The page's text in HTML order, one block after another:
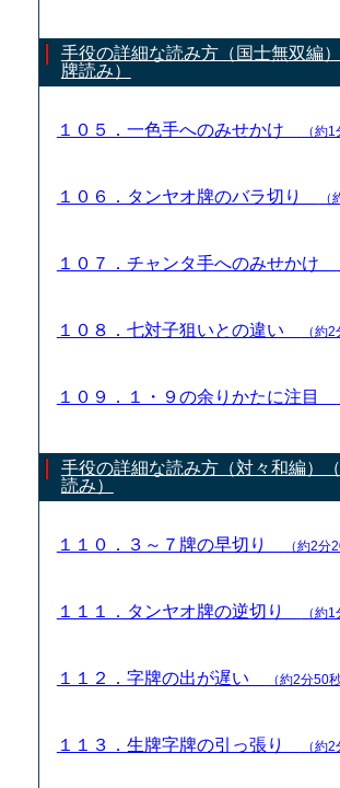
手役の詳細な読み方（国士無双編
牌読み）
１０５．一色手へのみせかけ （約
１０６．タンヤオ牌のバラ切り （
１０７．チャンタ手へのみせかけ
１０８．七対子狙いとの違い （約2
１０９．１・９の余りかたに注目
手役の詳細な読み方（対々和編）
読み）
１１０．３～７牌の早切り （約2分
１１１．タンヤオ牌の逆切り （約
１１２．字牌の出が遅い （約2分50秒
１１３．生牌字牌の引っ張り （約